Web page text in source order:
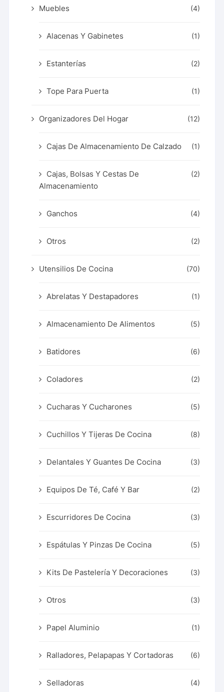
Muebles (4)
Alacenas Y Gabinetes (1)
Estanterías (2)
Tope Para Puerta (1)
Organizadores Del Hogar (12)
Cajas De Almacenamiento De Calzado (1)
Cajas, Bolsas Y Cestas De
Almacenamiento
(2)
Ganchos (4)
Otros (2)
Utensilios De Cocina (70)
Abrelatas Y Destapadores (1)
Almacenamiento De Alimentos (5)
Batidores (6)
Coladores (2)
Cucharas Y Cucharones (5)
Cuchillos Y Tijeras De Cocina (8)
Delantales Y Guantes De Cocina (3)
Equipos De Té, Café Y Bar (2)
Escurridores De Cocina (3)
Espátulas Y Pinzas De Cocina (5)
Kits De Pastelería Y Decoraciones (3)
Otros (3)
Papel Aluminio (1)
Ralladores, Pelapapas Y Cortadoras (6)
Selladoras (4)